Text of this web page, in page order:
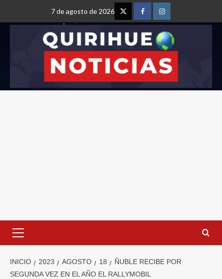
7 de agosto de 2026
INICIO 2023 AGOSTO 18
ÑUBLE RECIBE POR
SEGUNDA VEZ EN EL AÑO EL RALLYMOBIL